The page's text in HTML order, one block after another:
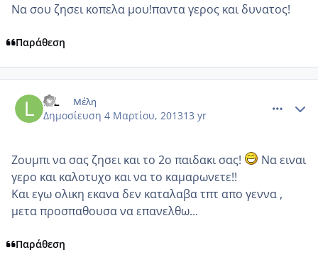
Να σου ζησει κοπελα μου!παντα γερος και δυνατος!
Παράθεση
LIL Μέλη
Δημοσίευση 4 Μαρτίου, 201313 yr
Ζουμπι να σας ζησει και το 2ο παιδακι σας!
Να ειναι
γερο και καλοτυχο και να το καμαρωνετε!!
Και εγω ολικη εκανα δεν καταλαβα τπτ απο γεννα ,
μετα προσπαθουσα να επανελθω...
Παράθεση